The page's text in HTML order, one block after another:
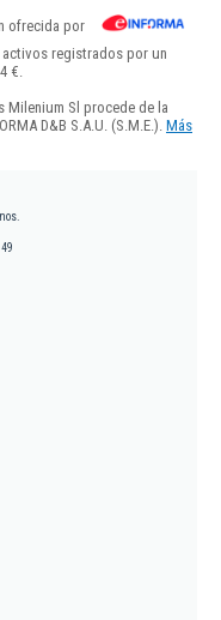
ofrecida por
activos registrados por un
€.
Milenium Sl procede de la
D&B S.A.U. (S.M.E.). Más